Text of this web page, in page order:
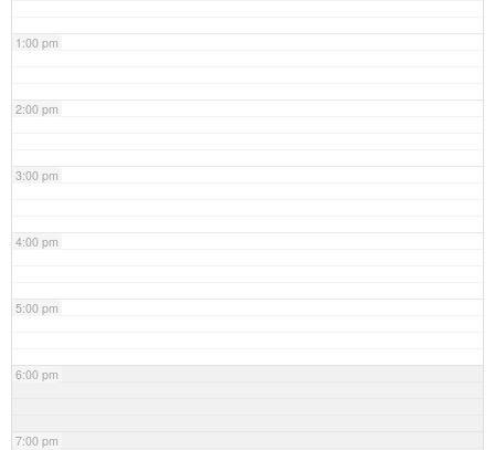
1:00 pm
2:00 pm
3:00 pm
4:00 pm
5:00 pm
6:00 pm
7:00 pm